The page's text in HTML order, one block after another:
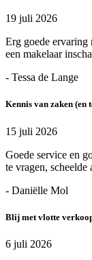
19 juli 2026
Erg goede ervaring
een makelaar
- Tessa de Lange
Kennis van zaken (en
15 juli 2026
Goede service en
te vragen,
- Daniëlle Mol
Blij met vlotte
6 juli 2026